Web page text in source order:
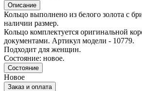
Описание
Кольцо выполнено из белого золота с
наличии размер.
Кольцо комплектуется оригинальной
документами. Артикул модели - 10779.
Подходит для женщин.
Состояние: новое.
Состояние
Новое
Заказ и оплата